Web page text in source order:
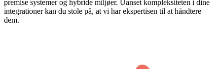
premise systemer og hybride miljøer. Uanset kompleksiteten i dine
integrationer kan du stole på, at vi har ekspertisen til at håndtere
dem.